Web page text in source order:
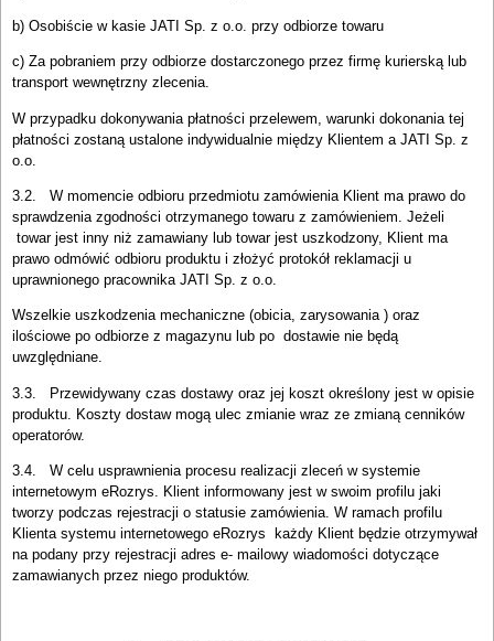
b) Osobiście w kasie JATI Sp. z o.o. przy odbiorze towaru
c) Za pobraniem przy odbiorze dostarczonego przez firmę kurierską lub
transport wewnętrzny zlecenia.
W przypadku dokonywania płatności przelewem, warunki dokonania tej
płatności zostaną ustalone indywidualnie między Klientem a JATI Sp. z
o.o.
3.2. W momencie odbioru przedmiotu zamówienia Klient ma prawo do
sprawdzenia zgodności otrzymanego towaru z zamówieniem. Jeżeli
towar jest inny niż zamawiany lub towar jest uszkodzony, Klient ma
prawo odmówić odbioru produktu i złożyć protokół reklamacji u
uprawnionego pracownika JATI Sp. z o.o.
Wszelkie uszkodzenia mechaniczne (obicia, zarysowania ) oraz
ilościowe po odbiorze z magazynu lub po dostawie nie będą
uwzględniane.
3.3. Przewidywany czas dostawy oraz jej koszt określony jest w opisie
produktu. Koszty dostaw mogą ulec zmianie wraz ze zmianą cenników
operatorów.
3.4. W celu usprawnienia procesu realizacji zleceń w systemie
internetowym eRozrys. Klient informowany jest w swoim profilu jaki
tworzy podczas rejestracji o statusie zamówienia. W ramach profilu
Klienta systemu internetowego eRozrys każdy Klient będzie otrzymywał
na podany przy rejestracji adres e- mailowy wiadomości dotyczące
zamawianych przez niego produktów.